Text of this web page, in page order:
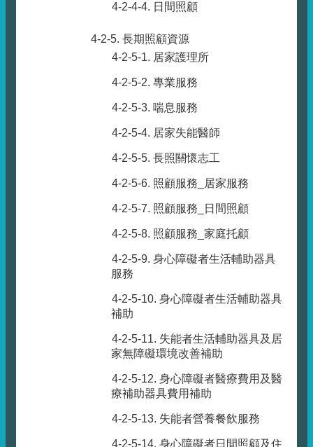
4-2-4-4. 日間照顧
4-2-5. 長期照顧資源
4-2-5-1. 居家護理所
4-2-5-2. 專業服務
4-2-5-3. 喘息服務
4-2-5-4. 居家失能醫師
4-2-5-5. 長照關懷志工
4-2-5-6. 照顧服務_居家服務
4-2-5-7. 照顧服務_日間照顧
4-2-5-8. 照顧服務_家庭托顧
4-2-5-9. 身心障礙者生活輔助器具
服務
4-2-5-10. 身心障礙者生活輔助器具
補助
4-2-5-11. 失能者生活輔助器具及居
家無障礙環境改善補助
4-2-5-12. 身心障礙者醫療費用及醫
療補助器具費用補助
4-2-5-13. 失能者營養餐飲服務
4-2-5-14. 身心障礙者日間照顧及住